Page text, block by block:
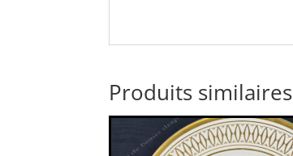
Produits similaires